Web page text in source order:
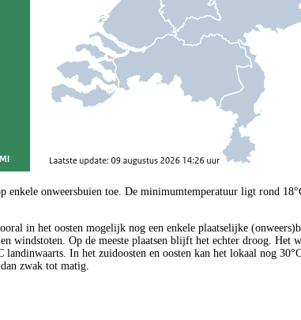
enkele onweersbuien toe. De minimumtemperatuur ligt rond
in het oosten mogelijk nog een enkele plaatselijke
windstoten. Op de meeste plaatsen blijft het echter droog. Het
landinwaarts. In het zuidoosten en oosten kan het lokaal nog
zwak tot matig.